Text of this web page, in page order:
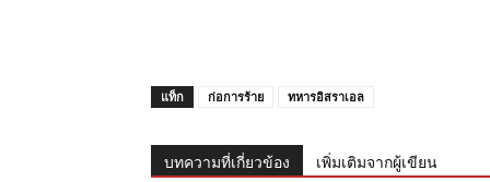
แท็ก ก่อการร้าย ทหารอิสราเอล
บทความที่เกี่ยวข้อง เพิ่มเติมจากผู้เขียน